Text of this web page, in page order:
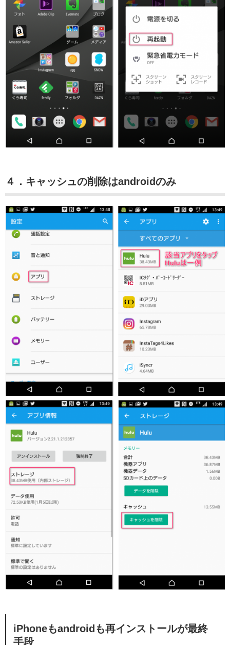
４．キャッシュの削除はandroidのみ
iPhoneもandroidも再インストールが最終
手段